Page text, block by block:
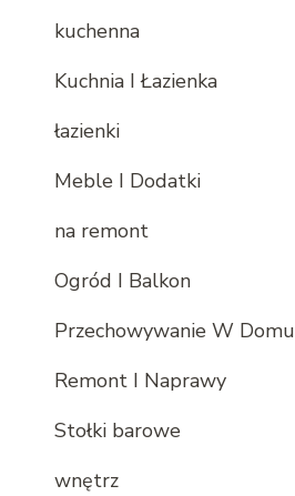
kuchenna
Kuchnia I Łazienka
łazienki
Meble I Dodatki
na remont
Ogród I Balkon
Przechowywanie W Domu
Remont I Naprawy
Stołki barowe
wnętrz